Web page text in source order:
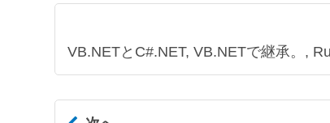
VB.NETとC#.NET, VB.NETで継承。,